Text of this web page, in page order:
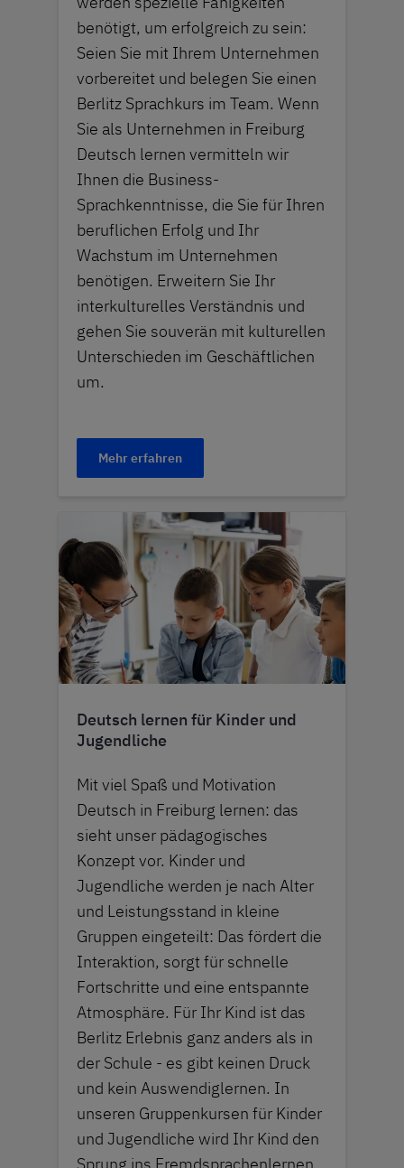
benötigt, um erfolgreich zu sein:
Seien Sie mit Ihrem Unternehmen
vorbereitet und belegen Sie einen
Berlitz Sprachkurs im Team. Wenn
Sie als Unternehmen in Freiburg
Deutsch lernen vermitteln wir
Ihnen die Business-
Sprachkenntnisse, die Sie für Ihren
beruflichen Erfolg und Ihr
Wachstum im Unternehmen
benötigen. Erweitern Sie Ihr
interkulturelles Verständnis und
gehen Sie souverän mit kulturellen
Unterschieden im Geschäftlichen
um.
Mehr erfahren
Deutsch lernen für Kinder und
Jugendliche
Mit viel Spaß und Motivation
Deutsch in Freiburg lernen: das
sieht unser pädagogisches
Konzept vor. Kinder und
Jugendliche werden je nach Alter
und Leistungsstand in kleine
Gruppen eingeteilt: Das fördert die
Interaktion, sorgt für schnelle
Fortschritte und eine entspannte
Atmosphäre. Für Ihr Kind ist das
Berlitz Erlebnis ganz anders als in
der Schule - es gibt keinen Druck
und kein Auswendiglernen. In
unseren Gruppenkursen für Kinder
und Jugendliche wird Ihr Kind den